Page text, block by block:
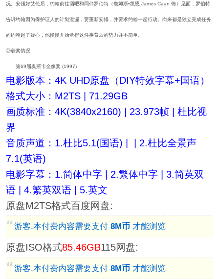
况。安顿好艾伦后，约翰前往酒吧和同伴罗伯特（詹姆斯•凯恩 James Caan 饰）见面，罗伯特
告诉约翰因为保护证人的计划泄漏，要重新安排，并要求约翰一起行动。向来都是独立完成任务
的约翰起了疑心，他慢慢开始觉得这件事背后的势力并不简单。
◎获奖情况
第69届奥斯卡金像奖 (1997)
电影版本：4K UHD原盘（DIY特效字幕+国语）
格式大小：M2TS | 71.29GB
画质标准：4K(3840x2160) | 23.973帧 | 杜比视
界
音质声道：1.杜比5.1(国语) | | 2.杜比全景声
7.1(英语)
电影字幕：1.简体中字 | 2.繁体中字 | 3.简英双
语 | 4.繁英双语 | 5.英文
原盘M2TS格式百度网盘:
游客,本付费内容需要支付 8M币才能浏览
原盘ISO格式85.46GB115网盘:
游客,本付费内容需要支付 8M币才能浏览